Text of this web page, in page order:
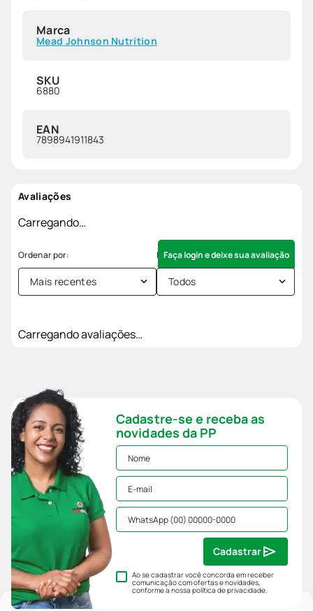
Marca
Mead Johnson Nutrition
SKU
6880
EAN
7898941911843
Avaliações
Carregando…
Faça login e deixe sua avaliação
Mais recentes Todos
Carregando avaliações…
Cadastre-se e receba as
novidades da PP
Ao se cadastrar você concorda em receber
comunicação com ofertas e novidades,
conforme a nossapolítica de privacidade.
Cadastrar